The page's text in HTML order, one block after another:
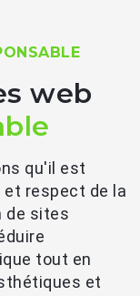
web
qu'il est
respect de la
de sites
tout en
et